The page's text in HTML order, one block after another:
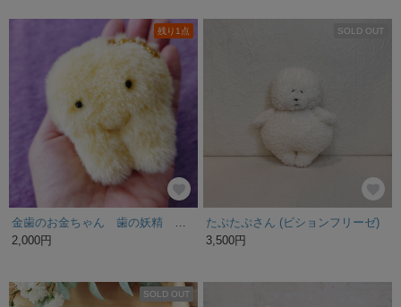
残り1点
2,000円
SOLD OUT
たぷたぷさん (ビションフリーゼ)
3,500円
SOLD OUT